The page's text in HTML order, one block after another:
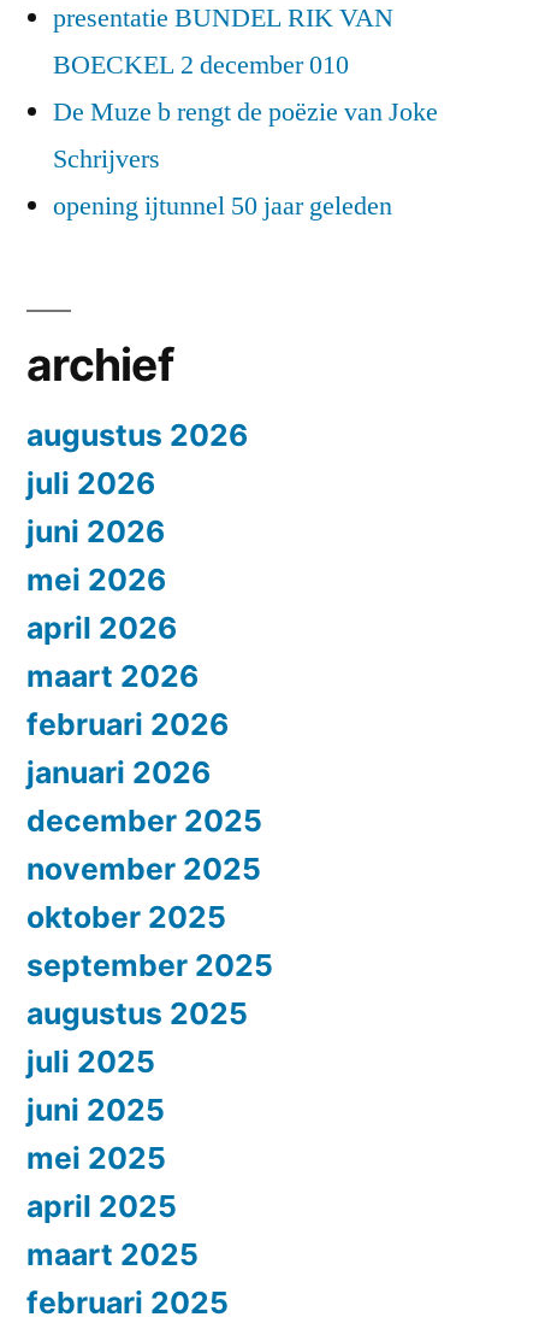
presentatie BUNDEL RIK VAN
BOECKEL 2 december 010
De Muze b rengt de poëzie van Joke
Schrijvers
opening ijtunnel 50 jaar geleden
archief
augustus 2026
juli 2026
juni 2026
mei 2026
april 2026
maart 2026
februari 2026
januari 2026
december 2025
november 2025
oktober 2025
september 2025
augustus 2025
juli 2025
juni 2025
mei 2025
april 2025
maart 2025
februari 2025